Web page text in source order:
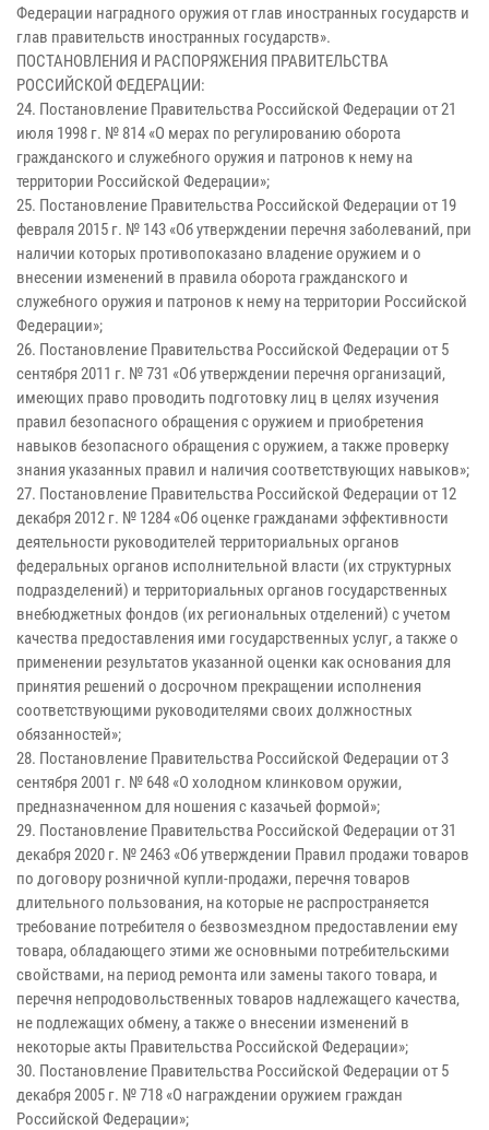
Федерации наградного оружия от глав иностранных государств и
глав правительств иностранных государств».
ПОСТАНОВЛЕНИЯ И РАСПОРЯЖЕНИЯ ПРАВИТЕЛЬСТВА
РОССИЙСКОЙ ФЕДЕРАЦИИ:
24. Постановление Правительства Российской Федерации от 21
июля 1998 г. № 814 «О мерах по регулированию оборота
гражданского и служебного оружия и патронов к нему на
территории Российской Федерации»;
25. Постановление Правительства Российской Федерации от 19
февраля 2015 г. № 143 «Об утверждении перечня заболеваний, при
наличии которых противопоказано владение оружием и о
внесении изменений в правила оборота гражданского и
служебного оружия и патронов к нему на территории Российской
Федерации»;
26. Постановление Правительства Российской Федерации от 5
сентября 2011 г. № 731 «Об утверждении перечня организаций,
имеющих право проводить подготовку лиц в целях изучения
правил безопасного обращения с оружием и приобретения
навыков безопасного обращения с оружием, а также проверку
знания указанных правил и наличия соответствующих навыков»;
27. Постановление Правительства Российской Федерации от 12
декабря 2012 г. № 1284 «Об оценке гражданами эффективности
деятельности руководителей территориальных органов
федеральных органов исполнительной власти (их структурных
подразделений) и территориальных органов государственных
внебюджетных фондов (их региональных отделений) с учетом
качества предоставления ими государственных услуг, а также о
применении результатов указанной оценки как основания для
принятия решений о досрочном прекращении исполнения
соответствующими руководителями своих должностных
обязанностей»;
28. Постановление Правительства Российской Федерации от 3
сентября 2001 г. № 648 «О холодном клинковом оружии,
предназначенном для ношения с казачьей формой»;
29. Постановление Правительства Российской Федерации от 31
декабря 2020 г. № 2463 «Об утверждении Правил продажи товаров
по договору розничной купли-продажи, перечня товаров
длительного пользования, на которые не распространяется
требование потребителя о безвозмездном предоставлении ему
товара, обладающего этими же основными потребительскими
свойствами, на период ремонта или замены такого товара, и
перечня непродовольственных товаров надлежащего качества,
не подлежащих обмену, а также о внесении изменений в
некоторые акты Правительства Российской Федерации»;
30. Постановление Правительства Российской Федерации от 5
декабря 2005 г. № 718 «О награждении оружием граждан
Российской Федерации»;